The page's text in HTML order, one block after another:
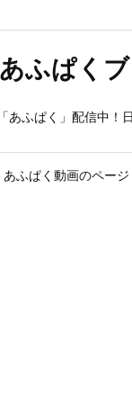
ふぱく
ふぱく」配信中！
あふぱく動画のページ